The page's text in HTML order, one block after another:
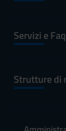
Servizi e Faq
Strutture di